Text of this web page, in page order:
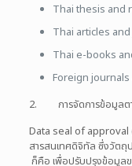
Thai thesis and
Thai articles
Thai e-books
Foreign
2. การจัดการข้อมูลตาม
Data seal of approval
สารสนเทศดิจิทัล ซึ่งวัตถุ
ก็คือ เพื่อปรับปรุงข้อมูล